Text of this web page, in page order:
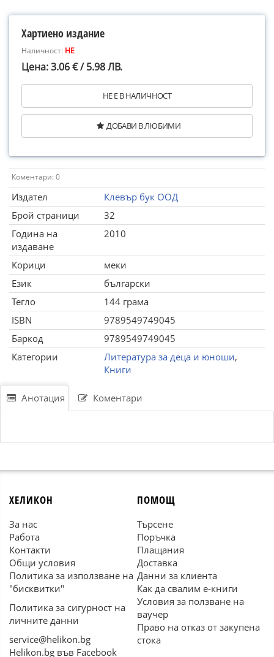
Хартиено издание
Наличност: НЕ
Цена: 3.06 € / 5.98 ЛВ.
НЕ Е В НАЛИЧНОСТ
ДОБАВИ В ЛЮБИМИ
Коментари: 0
Издател
Клевър бук ООД
Брой страници
32
Година на
издаване
2010
Корици
меки
Език
български
Тегло
144 грама
ISBN
9789549749045
Баркод
9789549749045
Категории
Литература за деца и юноши,
Книги
Анотация Коментари
ХЕЛИКОН
За нас
Работа
Контакти
Общи условия
Политика за използване на
"бисквитки"
Политика за сигурност на
личните данни
service@helikon.bg
Helikon.bg във Facebook
ПОМОЩ
Търсене
Поръчка
Плащания
Доставка
Данни за клиента
Как да свалим е-книги
Условия за ползване на
ваучер
Право на отказ от закупена
стока